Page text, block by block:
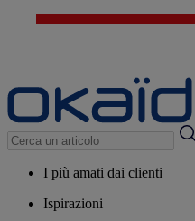
🔥SALDI :
I più amati dai clienti
Ispirazioni